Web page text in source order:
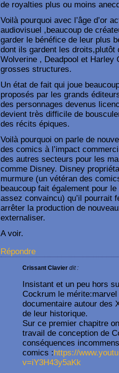
de royalties plus ou moins
Voilà pourquoi avec l’âge d’or
audiovisuel ,beaucoup de
garder le bénéfice de leur plus
dont ils gardent les droits,plutôt
Wolverine , Deadpool et Harley
grosses structures.
Un état de fait qui joue
proposés par les grands
des personnages devenus
devient très difficile de
des récits épiques.
Voilà pourquoi on parle de
des comics à l’impact
des autres secteurs pour les
comme Disney. Disney
murmure (un vétéran des
beaucoup fait également pour
assez convaincu) qu’il pourrait
arrêter la production de
externaliser.
A voir.
Répondre
Crissant Clavier dit :
Insistant et un peu hors
Cockrum le
documentaire autour des
de leur historique.
Sur ce premier chapitre
travail de conception de
conséquences
comics :https://
v=iY3H43y5aKk